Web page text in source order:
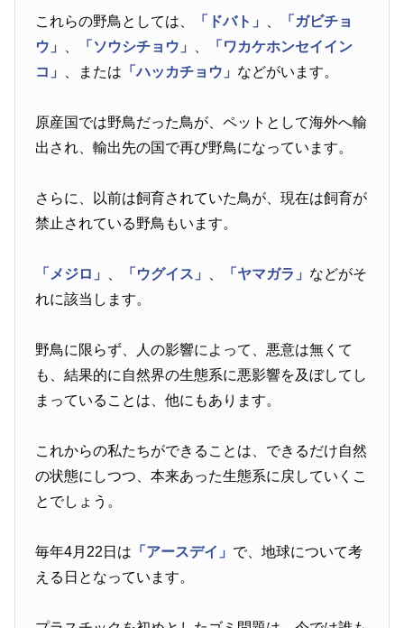
これらの野鳥としては、 「ドバト」
「ガビチョ
ウ」
「ソウシチョウ」
「ワカケホンセイイン
コ」
、または 「ハッカチョウ」 などがいます。
原産国では野鳥だった鳥が、ペットとして海外へ輸
出され、輸出先の国で再び野鳥になっています。
さらに、以前は飼育されていた鳥が、現在は飼育が
禁止されている野鳥もいます。
「メジロ」 「ウグイス」 「ヤマガラ」 などがそ
れに該当します。
野鳥に限らず、人の影響によって、悪意は無くて
も、結果的に自然界の生態系に悪影響を及ぼしてし
まっていることは、他にもあります。
これからの私たちができることは、できるだけ自然
の状態にしつつ、本来あった生態系に戻していくこ
とでしょう。
毎年4月22日は 「アースデイ」 で、地球について考
える日となっています。